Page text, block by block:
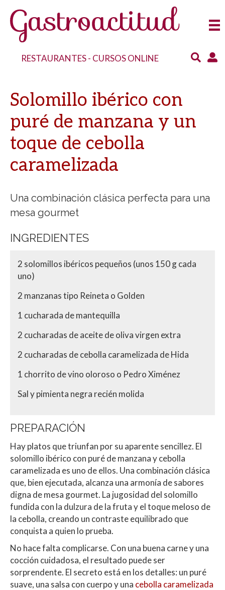
RESTAURANTES- CURSOS ONLINE
Solomillo ibérico con
puré de manzana y un
toque de cebolla
caramelizada
Una combinación clásica perfecta para una
mesa gourmet
INGREDIENTES
2 solomillos ibéricos pequeños (unos 150 g cada
uno)
2 manzanas tipo Reineta o Golden
1 cucharada de mantequilla
2 cucharadas de aceite de oliva virgen extra
2 cucharadas de cebolla caramelizada de Hida
1 chorrito de vino oloroso o Pedro Ximénez
Sal y pimienta negra recién molida
PREPARACIÓN
Hay platos que triunfan por su aparente sencillez. El
solomillo ibérico con puré de manzana y cebolla
caramelizada es uno de ellos. Una combinación clásica
que, bien ejecutada, alcanza una armonía de sabores
digna de mesa gourmet. La jugosidad del solomillo
fundida con la dulzura de la fruta y el toque meloso de
la cebolla, creando un contraste equilibrado que
conquista a quien lo prueba.
No hace falta complicarse. Con una buena carne y una
cocción cuidadosa, el resultado puede ser
sorprendente. El secreto está en los detalles: un puré
suave, una salsa con cuerpo y una cebolla caramelizada